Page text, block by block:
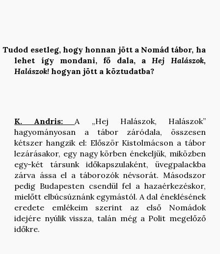
Tudod esetleg, hogy honnan jött a Nomád tábor, ha
lehet így mondani, fő dala, aHej Halászok,
Halászok! hogyan jött a köztudatba?
K. Andris:A „Hej Halászok, Halászok”
hagyományosan a tábor záródala, összesen
kétszer hangzik el: Először Kistolmácson a tábor
lezárásakor, egy nagy körben énekeljük, miközben
egy-két társunk időkapszulaként, üvegpalackba
zárva ássa el a táborozók névsorát. Másodszor
pedig Budapesten csendül fel a hazaérkezéskor,
mielőtt elbúcsúznánk egymástól. A dal éneklésének
eredete emlékeim szerint az első Nomádok
idejére nyúlik vissza, talán még a Polit megelőző
időkre.